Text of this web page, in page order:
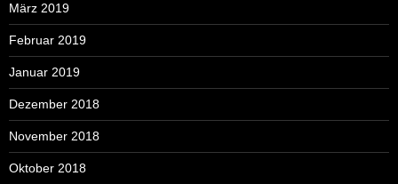
März 2019
Februar 2019
Januar 2019
Dezember 2018
November 2018
Oktober 2018